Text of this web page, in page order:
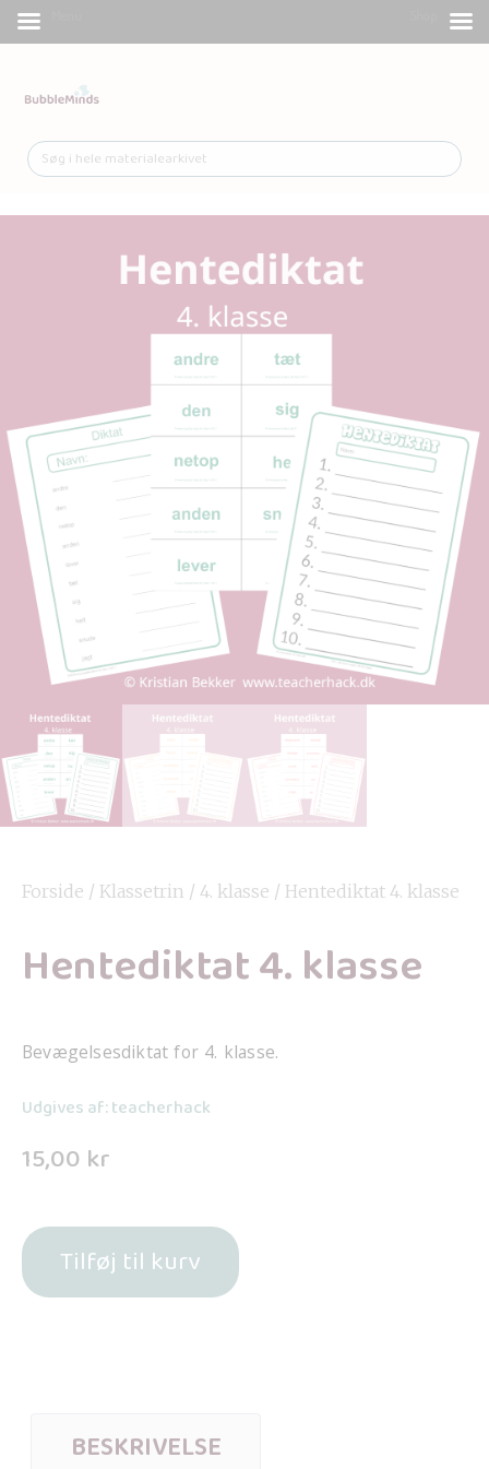
Forside / Klassetrin / 4. klasse / Hentediktat 4. klasse
Hentediktat 4. klasse
Bevægelsesdiktat for 4. klasse.
Udgives af: teacherhack
15,00 kr
Tilføj til kurv
BESKRIVELSE